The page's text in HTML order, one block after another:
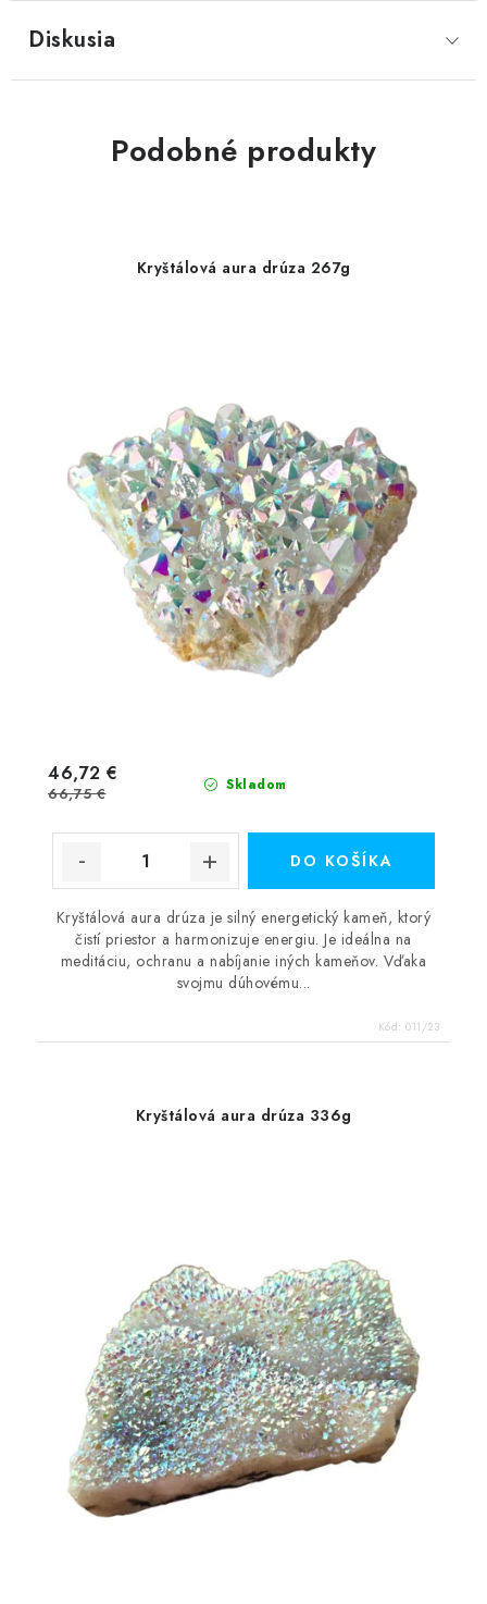
Diskusia
Podobné produkty
Kryštálová aura drúza 267g
Skladom
46,72 €
66,75 €
DO KOŠÍKA
Kryštálová aura drúza je silný energetický kameň, ktorý
čistí priestor a harmonizuje energiu. Je ideálna na
meditáciu, ochranu a nabíjanie iných kameňov. Vďaka
svojmu dúhovému...
Kód: 011/23
Kryštálová aura drúza 336g